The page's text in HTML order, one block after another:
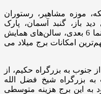
موزه مشاهیر، رستوران
باز، گنبد آسمان، پارک
دلفین‌ها، زمین پینت‌بال، لیزریوم، سینما 6 بعدی، سالن‌های همایش
امکانات برج میلاد می
جنوب به بزرگراه حکیم، از
بزرگراه شیخ فضل الله
به این برج هزینه متوسطی